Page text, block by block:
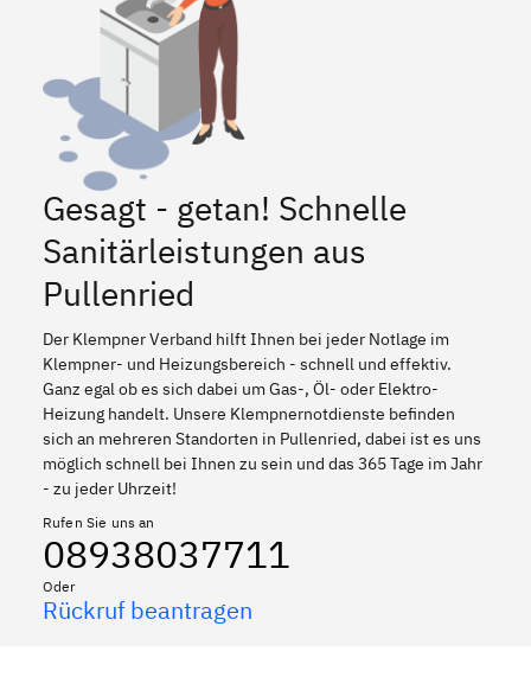
Gesagt - getan! Schnelle
Sanitärleistungen aus
Pullenried
Der Klempner Verband hilft Ihnen bei jeder Notlage im
Klempner- und Heizungsbereich - schnell und effektiv.
Ganz egal ob es sich dabei um Gas-, Öl- oder Elektro-
Heizung handelt. Unsere Klempnernotdienste befinden
sich an mehreren Standorten in Pullenried, dabei ist es uns
möglich schnell bei Ihnen zu sein und das 365 Tage im Jahr
- zu jeder Uhrzeit!
Rufen Sie uns an
08938037711
Oder
Rückruf beantragen